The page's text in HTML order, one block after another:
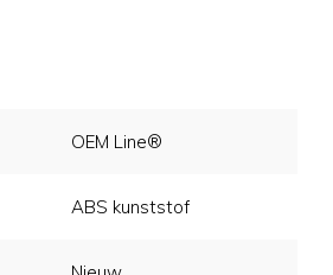
OEM Line®
ABS kunststof